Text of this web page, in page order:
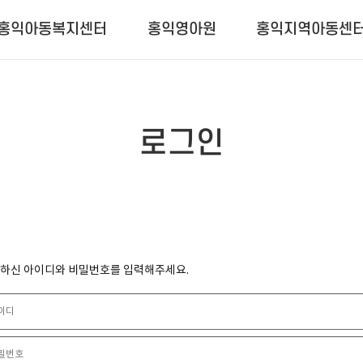
익아동복지센터 홍익영아원 홍익지역아동센터
로그인
신 아이디와 비밀번호를 입력해주세요.